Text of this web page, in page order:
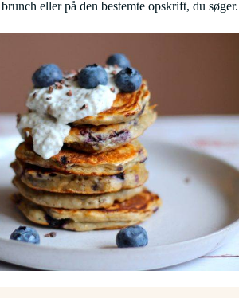
eller på den bestemte opskrift, du søger.